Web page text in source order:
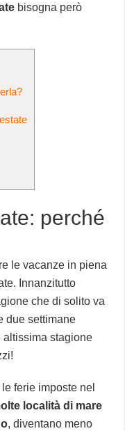
bisogna però
perché
le vacanze in piena
Innanzitutto
che di solito va
due settimane
altissima stagione
ferie imposte nel
località di mare
, diventano meno